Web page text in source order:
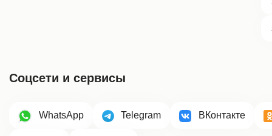
Соцсети и сервисы
WhatsApp Telegram ВКонтакте